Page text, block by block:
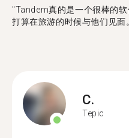
"Tandem真的是一个很棒的
打算在旅游的时候与他们见
C.
Tepic